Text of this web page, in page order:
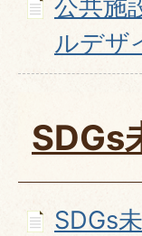
公共施
ルデザ
SDGs
SDGs